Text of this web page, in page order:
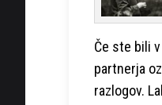
Če ste bili
partnerja
razlogov.